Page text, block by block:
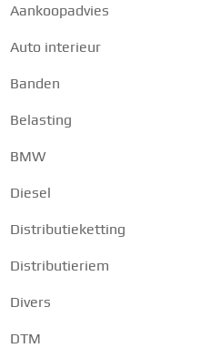
Aankoopadvies
Auto interieur
Banden
Belasting
BMW
Diesel
Distributieketting
Distributieriem
Divers
DTM